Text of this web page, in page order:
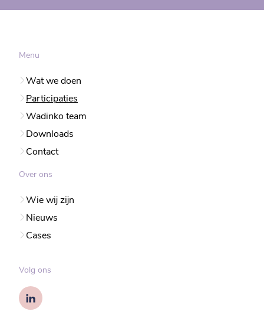
Menu
Wat we doen
Participaties
Wadinko team
Downloads
Contact
Over ons
Wie wij zijn
Nieuws
Cases
Volg ons